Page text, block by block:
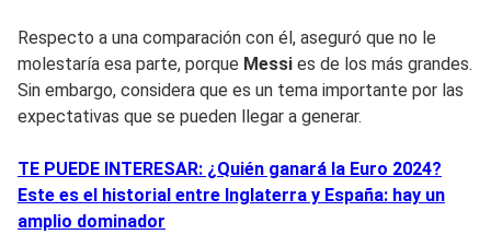
Respecto a una comparación con él, aseguró que no le
molestaría esa parte, porque Messi es de los más grandes.
Sin embargo, considera que es un tema importante por las
expectativas que se pueden llegar a generar.
TE PUEDE INTERESAR: ¿Quién ganará la Euro 2024?
Este es el historial entre Inglaterra y España: hay un
amplio dominador